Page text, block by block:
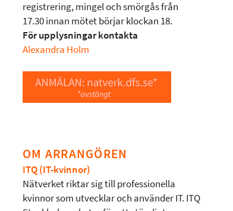
registrering, mingel och smörgås från
17.30 innan mötet börjar klockan 18.
För upplysningar kontakta
Alexandra Holm
OM ARRANGÖREN
ITQ (IT-kvinnor)
Nätverket riktar sig till professionella
kvinnor som utvecklar och använder IT. ITQ